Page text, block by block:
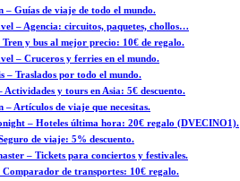
– Guías de viaje de todo el mundo.
– Agencia: circuitos, paquetes, chollos…
Tren y bus al mejor precio: 10€ de regalo.
– Cruceros y ferries en el mundo.
– Traslados por todo el mundo.
Actividades y tours en Asia: 5€ descuento.
– Artículos de viaje que necesitas.
– Hoteles última hora: 20€ regalo (DVECINO1).
de viaje: 5% descuento.
– Tickets para conciertos y festivales.
Comparador de transportes: 10€ regalo.